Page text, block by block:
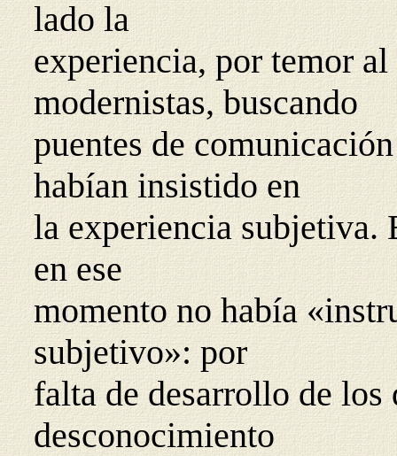
lado la
experiencia, por temor
modernistas, buscando
puentes de
habían insistido en
la experiencia subjetiva.
en ese
momento no había
subjetivo»: por
falta de desarrollo de
desconocimiento